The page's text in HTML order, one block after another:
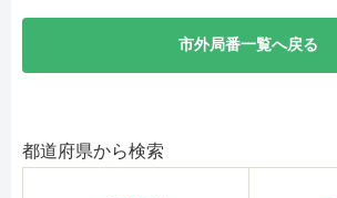
市外局番一覧へ戻る
都道府県から検索